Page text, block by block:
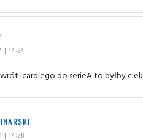
| 14:24
Icardiego do serieA to byłby
| 14:26